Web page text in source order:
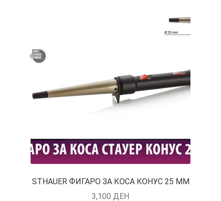
STHAUER ФИГАРО ЗА КОСА КОНУС 25 ММ
3,100 ДЕН